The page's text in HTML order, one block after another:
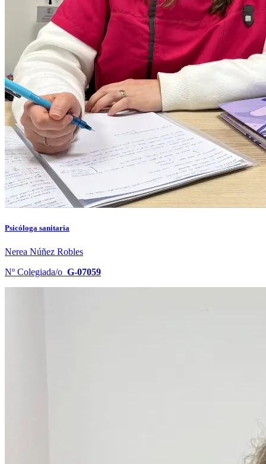
Psicóloga sanitaria
Nerea Núñez Robles
Nº Colegiada/o G-07059